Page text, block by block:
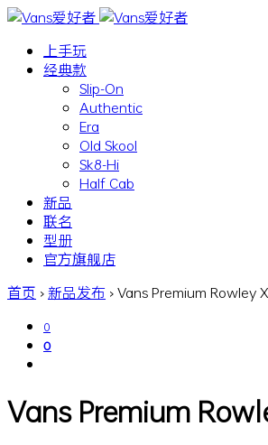
上手玩
经典款
Slip-On
Authentic
Era
Old Skool
Sk8-Hi
Half Cab
新品
联名
型册
官方旗舰店
首页 ›新品发布 ›Vans Premium Rowley
0
0
Vans Premium